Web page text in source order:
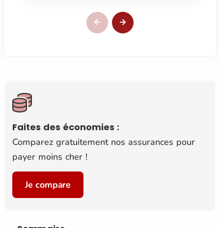
Faites des économies :
Comparez gratuitement nos assurances pour
payer moins cher !
Je compare